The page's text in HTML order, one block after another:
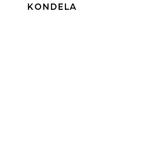
KONDELA